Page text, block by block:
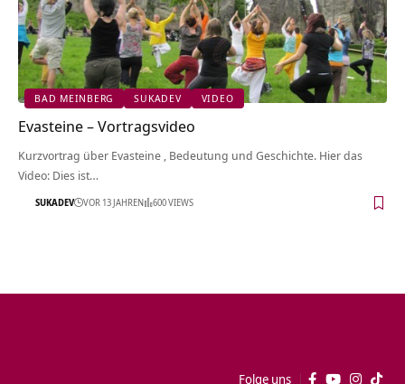
BAD MEINBERG SUKADEV VIDEO
Evasteine‏‎ – Vortragsvideo
Kurzvortrag über Evasteine‏‎ , Bedeutung und Geschichte. Hier das
Video: Dies ist…
SUKADEV VOR 13 JAHREN 600 VIEWS
Folge uns